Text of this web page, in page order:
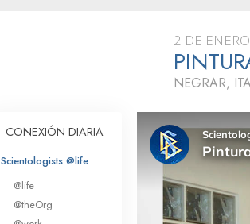
Qué dicen los
Scientology
Conoce a un
Dentro de una Iglesia
Los Principios
Una Introducción a
2 DE
NEGRAR,
CONEXIÓN DIARIA
Scientologists @life
@life
@theOrg